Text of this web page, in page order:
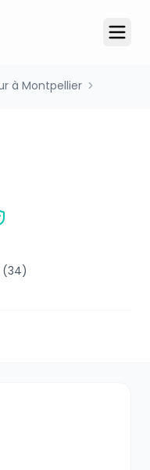
à Montpellier
(34)